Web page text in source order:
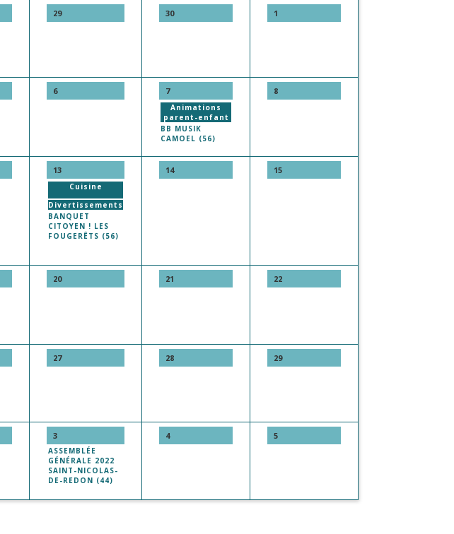
29 30 1
6 7
Animations
parent-enfant
BB MUSIK
CAMOEL (56)
8
13
Cuisine
Divertissements
BANQUET
CITOYEN ! LES
FOUGERÊTS (56)
14 15
20 21 22
27 28 29
3
ASSEMBLÉE
GÉNÉRALE 2022
SAINT-NICOLAS-
DE-REDON (44)
4 5